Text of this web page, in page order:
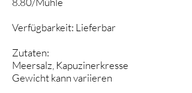
Verfügbarkeit: Lieferbar
Zutaten:
Meersalz, Kapuzinerkresse
Gewicht kann variieren